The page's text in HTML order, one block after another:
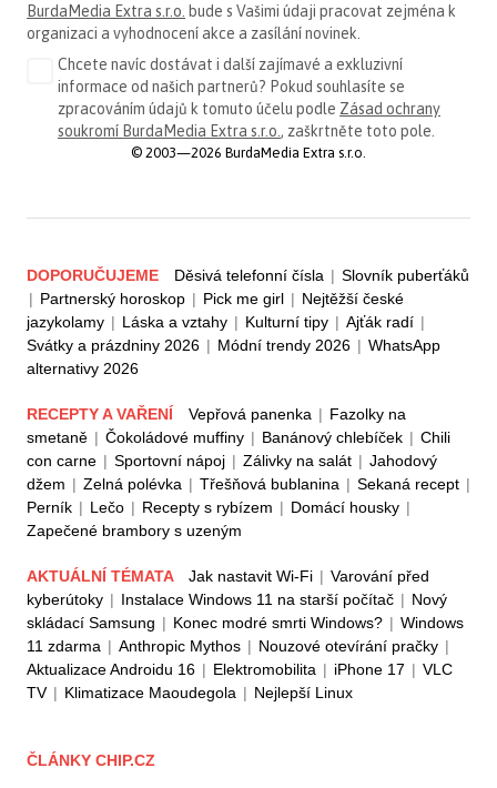
BurdaMedia Extra s.r.o. bude s Vašimi údaji pracovat zejména k
organizaci a vyhodnocení akce a zasílání novinek.
Chcete navíc dostávat i další zajímavé a exkluzivní
informace od našich partnerů? Pokud souhlasíte se
zpracováním údajů k tomuto účelu podle Zásad ochrany
soukromí BurdaMedia Extra s.r.o., zaškrtněte toto pole.
© 2003—2026 BurdaMedia Extra s.r.o.
DOPORUČUJEME Děsivá telefonní čísla | Slovník puberťáků
| Partnerský horoskop | Pick me girl | Nejtěžší české
jazykolamy | Láska a vztahy | Kulturní tipy | Ajťák radí |
Svátky a prázdniny 2026 | Módní trendy 2026 | WhatsApp
alternativy 2026
RECEPTY A VAŘENÍ Vepřová panenka | Fazolky na
smetaně | Čokoládové muffiny | Banánový chlebíček | Chili
con carne | Sportovní nápoj | Zálivky na salát | Jahodový
džem | Zelná polévka | Třešňová bublanina | Sekaná recept |
Perník | Lečo | Recepty s rybízem | Domácí housky |
Zapečené brambory s uzeným
AKTUÁLNÍ TÉMATA Jak nastavit Wi-Fi | Varování před
kyberútoky | Instalace Windows 11 na starší počítač | Nový
skládací Samsung | Konec modré smrti Windows? | Windows
11 zdarma | Anthropic Mythos | Nouzové otevírání pračky |
Aktualizace Androidu 16 | Elektromobilita | iPhone 17 | VLC
TV | Klimatizace Maoudegola | Nejlepší Linux
ČLÁNKY CHIP.CZ